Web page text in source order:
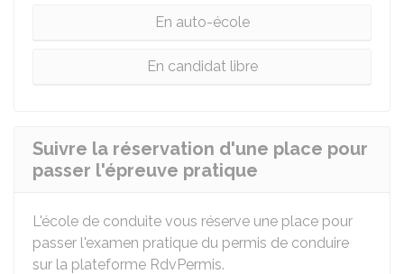
En auto-école
En candidat libre
Suivre la réservation d'une place pour
passer l'épreuve pratique
L'école de conduite vous réserve une place pour
passer l'examen pratique du permis de conduire
sur la plateforme RdvPermis.